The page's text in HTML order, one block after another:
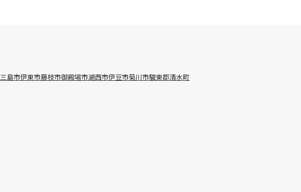
三島市伊東市藤枝市御殿場市湖西市伊豆市菊川市駿東郡清水町